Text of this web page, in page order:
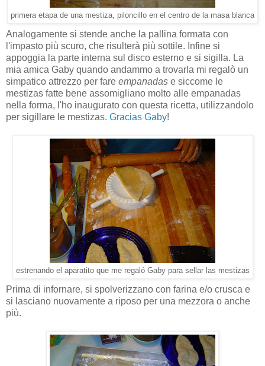
primera etapa de una mestiza, piloncillo en el centro de la masa blanca
Analogamente si stende anche la pallina formata con
l'impasto più scuro, che risulterà più sottile. Infine si
appoggia la parte interna sul disco esterno e si sigilla. La
mia amica Gaby quando andammo a trovarla mi regalò un
simpatico attrezzo per fare empanadas e siccome le
mestizas fatte bene assomigliano molto alle empanadas
nella forma, l'ho inaugurato con questa ricetta, utilizzandolo
per sigillare le mestizas. Gracias Gaby!
estrenando el aparatito que me regaló Gaby para sellar las mestizas
Prima di infornare, si spolverizzano con farina e/o crusca e
si lasciano nuovamente a riposo per una mezzora o anche
più.